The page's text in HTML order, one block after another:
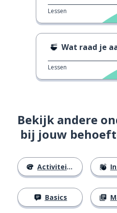
Lessen
Wat raad je
Lessen
Bekijk andere
bij jouw
Activiteiten
Basics